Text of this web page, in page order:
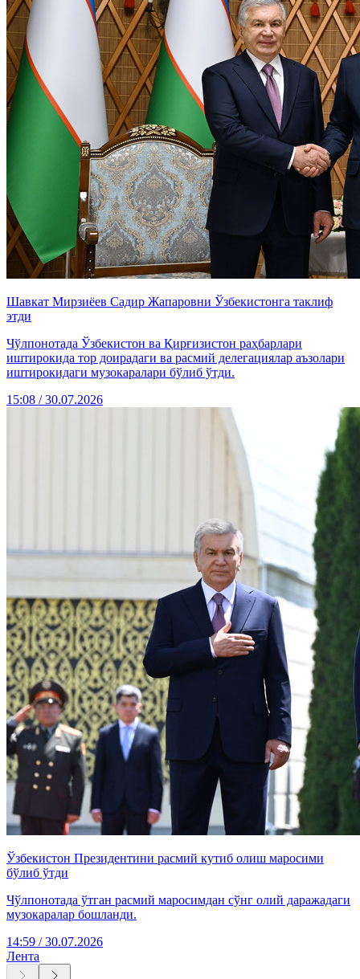
Шавкат Мирзиёев Садир Жапаровни Ўзбекистонга таклиф
этди
Чўлпонотада Ўзбекистон ва Қирғизистон раҳбарлари
иштирокида тор доирадаги ва расмий делегациялар аъзолари
иштирокидаги музокаралари бўлиб ўтди.
15:08 / 30.07.2026
Ўзбекистон Президентини расмий кутиб олиш маросими
бўлиб ўтди
Чўлпонотада ўтган расмий маросимдан сўнг олий даражадаги
музокаралар бошланди.
14:59 / 30.07.2026
Лента